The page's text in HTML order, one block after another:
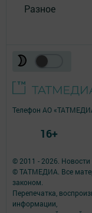
Разное
© 2011 - 2026.
© ТАТМЕДИА. Все
законом.
Перепечатка,
информации,
Телефон АО
16+